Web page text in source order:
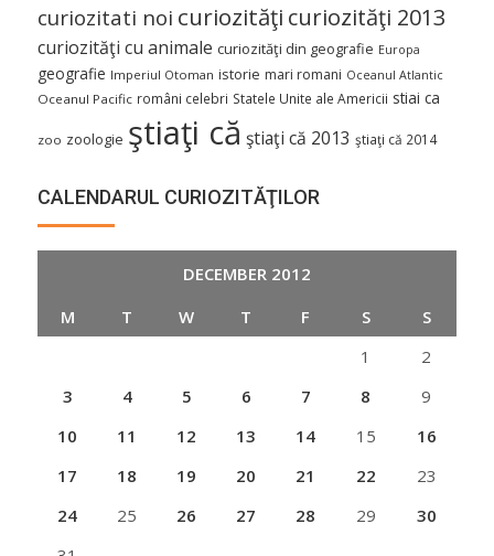
curiozitati noi curiozităţi curiozităţi 2013
curiozităţi cu animale curiozităţi din geografie Europa
geografie Imperiul Otoman istorie mari romani Oceanul Atlantic
Oceanul Pacific români celebri Statele Unite ale Americii stiai ca
zoo zoologie ştiaţi că ştiaţi că 2013 ştiaţi că 2014
CALENDARUL CURIOZITĂŢILOR
DECEMBER 2012
M
T W T F S
S
1
2
3
4 5 6 7 8
9
10
11 12 13 14 15
16
17
18 19 20 21 22
23
24
25 26 27 28 29
30